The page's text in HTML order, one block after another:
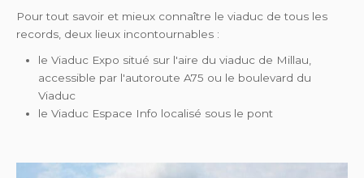
Pour tout savoir et mieux connaître le viaduc de tous les
records, deux lieux incontournables :
le Viaduc Expo situé sur l'aire du viaduc de Millau,
accessible par l'autoroute A75 ou le boulevard du
Viaduc
le Viaduc Espace Info localisé sous le pont